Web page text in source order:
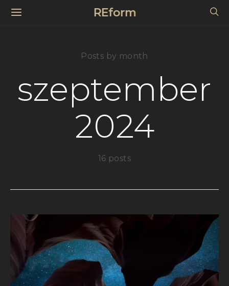
REform
Posts by month
szeptember
2024
16 posts